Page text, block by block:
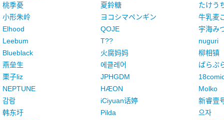
桃季憂
夏鈴糖
たけう
小形朱岭
ヨコシマペンギン
牛乳麦
Elhood
QOJE
宇海み
Leebum
T??
nuguri
Blueblack
火腐妈妈
柳相镇
燕垒生
에클레어
ぱらぷ
栗子liz
JPHGDM
NEPTUNE
HÆON
Molko
감람
iCiyuan话婷
新睿壹
韩东圩
Pilda
으자